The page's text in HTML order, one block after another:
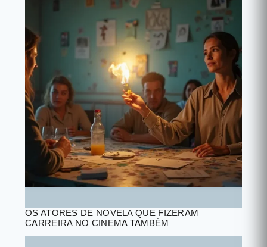
OS ATORES DE NOVELA QUE FIZERAM
CARREIRA NO CINEMA TAMBÉM